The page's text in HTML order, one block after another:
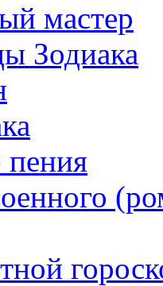
мастер
Зодиака
пения